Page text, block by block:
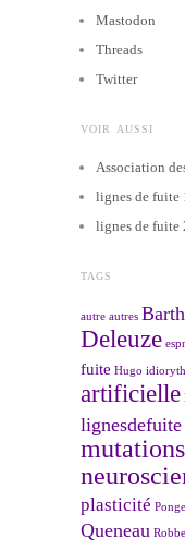
Mastodon
Threads
Twitter
VOIR AUSSI
Association
lignes de fuite
lignes de fuite
TAGS
autre autres
Deleuze
fuite Hugo
artificielle
lignesdefuite
mutations
plasticité Ponge
Queneau